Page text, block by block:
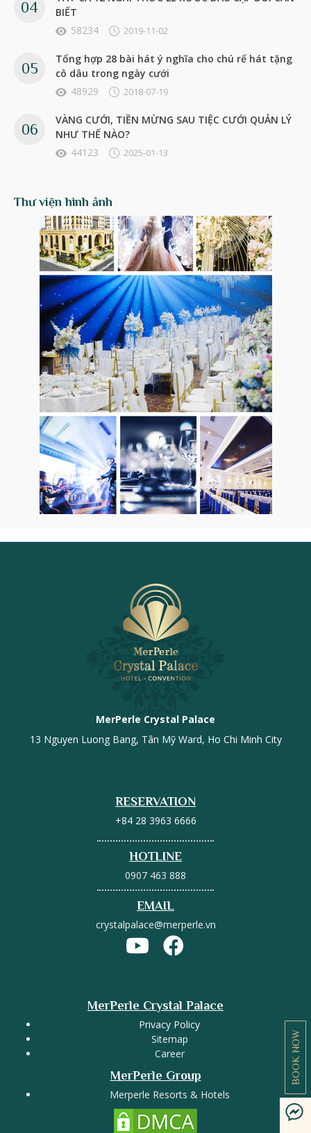
BIẾT
58234
2019-11-02
Tổng hợp 28 bài hát ý nghĩa cho chú rể hát tặng
cô dâu trong ngày cưới
48929
2018-07-19
VÀNG CƯỚI, TIỀN MỪNG SAU TIỆC CƯỚI QUẢN LÝ
NHƯ THẾ NÀO?
44123
2025-01-13
Thư viện hình ảnh
MerPerle Crystal Palace
13 Nguyen Luong Bang, Tân Mỹ Ward, Ho Chi Minh City
RESERVATION
+84 28 3963 6666
HOTLINE
0907 463 888
EMAIL
crystalpalace@merperle.vn
MerPerle Crystal Palace
Privacy Policy
Sitemap
Career
MerPerle Group
Merperle Resorts & Hotels
BOOK NOW